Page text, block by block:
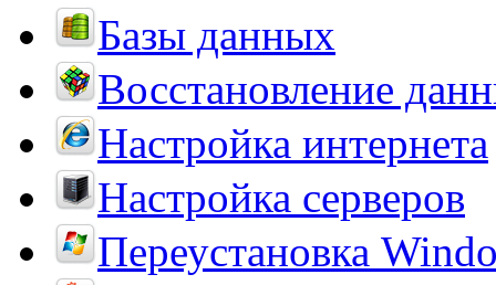
Базы данных
Восстановление
Настройка интернета
Настройка серверов
Переустановка